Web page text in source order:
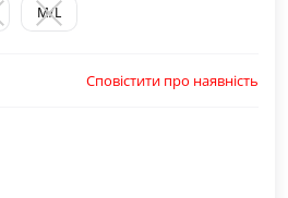
M/L
Сповістити про наявність